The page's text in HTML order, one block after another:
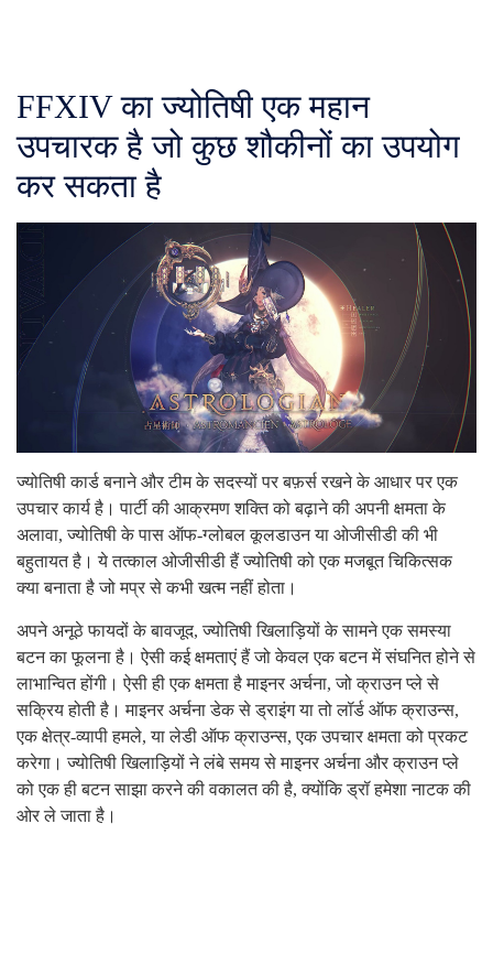
FFXIV का ज्योतिषी एक महान
उपचारक है जो कुछ शौकीनों का उपयोग
कर सकता है
ज्योतिषी कार्ड बनाने और टीम के सदस्यों पर बफ़र्स रखने के आधार पर एक
उपचार कार्य है। पार्टी की आक्रमण शक्ति को बढ़ाने की अपनी क्षमता के
अलावा, ज्योतिषी के पास ऑफ-ग्लोबल कूलडाउन या ओजीसीडी की भी
बहुतायत है। ये तत्काल ओजीसीडी हैं ज्योतिषी को एक मजबूत चिकित्सक
क्या बनाता है जो मप्र से कभी खत्म नहीं होता।
अपने अनूठे फायदों के बावजूद, ज्योतिषी खिलाड़ियों के सामने एक समस्या
बटन का फूलना है। ऐसी कई क्षमताएं हैं जो केवल एक बटन में संघनित होने से
लाभान्वित होंगी। ऐसी ही एक क्षमता है माइनर अर्चना, जो क्राउन प्ले से
सक्रिय होती है। माइनर अर्चना डेक से ड्राइंग या तो लॉर्ड ऑफ क्राउन्स,
एक क्षेत्र-व्यापी हमले, या लेडी ऑफ क्राउन्स, एक उपचार क्षमता को प्रकट
करेगा। ज्योतिषी खिलाड़ियों ने लंबे समय से माइनर अर्चना और क्राउन प्ले
को एक ही बटन साझा करने की वकालत की है, क्योंकि ड्रॉ हमेशा नाटक की
ओर ले जाता है।